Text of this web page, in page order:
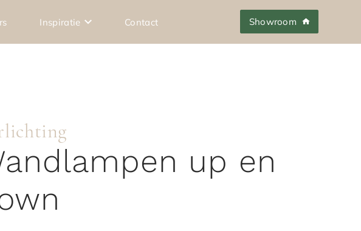
Inspiratie Contact Showroom
up en